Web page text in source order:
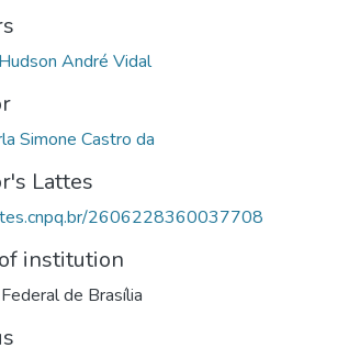
André Vidal
Simone Castro da
Lattes
2606228360037708
institution
de Brasília